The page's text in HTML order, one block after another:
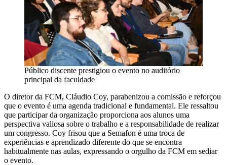
Público discente prestigiou o evento no auditório
principal da faculdade
O diretor da FCM, Cláudio Coy, parabenizou a comissão e reforçou
que o evento é uma agenda tradicional e fundamental. Ele ressaltou
que participar da organização proporciona aos alunos uma
perspectiva valiosa sobre o trabalho e a responsabilidade de realizar
um congresso. Coy frisou que a Semafon é uma troca de
experiências e aprendizado diferente do que se encontra
habitualmente nas aulas, expressando o orgulho da FCM em sediar
o evento.